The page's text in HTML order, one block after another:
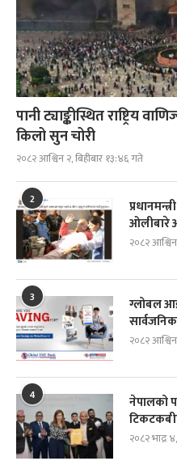
पानी ट्याङ्कीस्थित राष्ट्रिय
किलो सुन चोरी
२०८२ आश्विन २, बिहीबार १३:४६ गते
2
ओलीबारे
२०८२
3
ग्लोबल
सार्वजनिक
२०८२
4
नेपालको
२०८२ भाद्र